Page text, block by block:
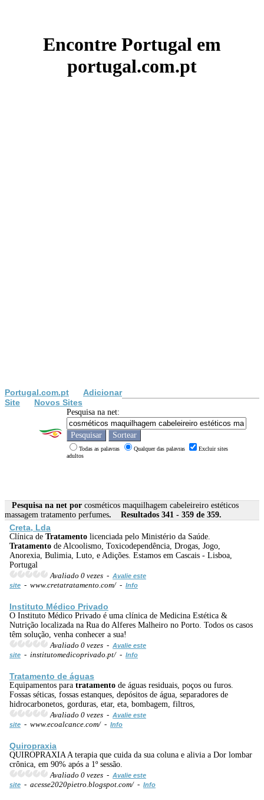
Encontre Portugal em
portugal.com.pt
Portugal.com.pt
Adicionar
Site
Novos Sites
Pesquisa na net:
Todas as palavras Qualquer das palavras
Excluir sites
adultos
Pesquisa na net por cosméticos maquilhagem cabeleireiro estéticos
massagem tratamento perfumes. Resultados 341 - 359 de 359.
Creta, Lda
Clínica de Tratamento licenciada pelo Ministério da Saúde.
Tratamento de Alcoolismo, Toxicodependência, Drogas, Jogo,
Anorexia, Bulimia, Luto, e Adições. Estamos em Cascais - Lisboa,
Portugal
Avaliado 0 vezes - Avalie este
site - www.cretatratamento.com/ - Info
Instituto Médico Privado
O Instituto Médico Privado é uma clínica de Medicina Estética &
Nutrição localizada na Rua do Alferes Malheiro no Porto. Todos os casos
têm solução, venha conhecer a sua!
Avaliado 0 vezes - Avalie este
site - institutomedicoprivado.pt/ - Info
Tratamento de águas
Equipamentos para tratamento de águas residuais, poços ou furos.
Fossas séticas, fossas estanques, depósitos de água, separadores de
hidrocarbonetos, gorduras, etar, eta, bombagem, filtros,
Avaliado 0 vezes - Avalie este
site - www.ecoalcance.com/ - Info
Quiropraxia
QUIROPRAXIA A terapia que cuida da sua coluna e alivia a Dor lombar
crônica, em 90% após a 1º sessão.
Avaliado 0 vezes - Avalie este
site - acesse2020pietro.blogspot.com/ - Info